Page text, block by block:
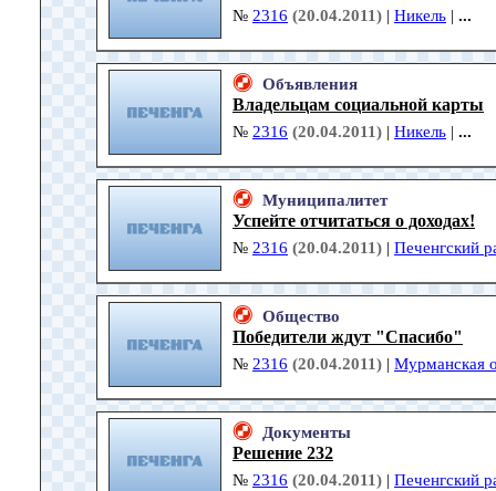
№ 2316 (20.04.2011) | Никель | ...
Объявления
Владельцам социальной карты
№ 2316 (20.04.2011) | Никель | ...
Муниципалитет
Успейте отчитаться о доходах!
№ 2316 (20.04.2011) | Печенгский
Общество
Победители ждут "Спасибо"
№ 2316 (20.04.2011) | Мурманская
Документы
Решение 232
№ 2316 (20.04.2011) | Печенгский